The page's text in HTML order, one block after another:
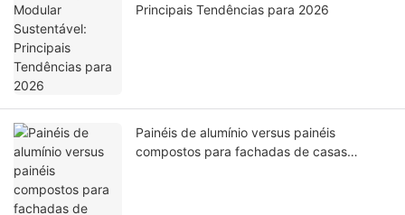
Principais Tendências para 2026
Painéis de alumínio versus painéis
compostos para fachadas de casas